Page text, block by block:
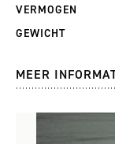
VERMOGEN
GEWICHT
MEER